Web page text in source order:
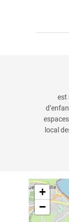
est
local
+
−